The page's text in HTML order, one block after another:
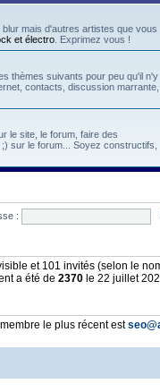
mais d'autres artistes que vous
et électro . Exprimez vous !
thèmes suivants pour peu qu'il n'y
contacts, discussion marrante,
le site, le forum, faire des
sur le forum... Soyez constructifs,
:
et 101 invités (selon le
a été de 2370 le 22 juillet
le plus récent est